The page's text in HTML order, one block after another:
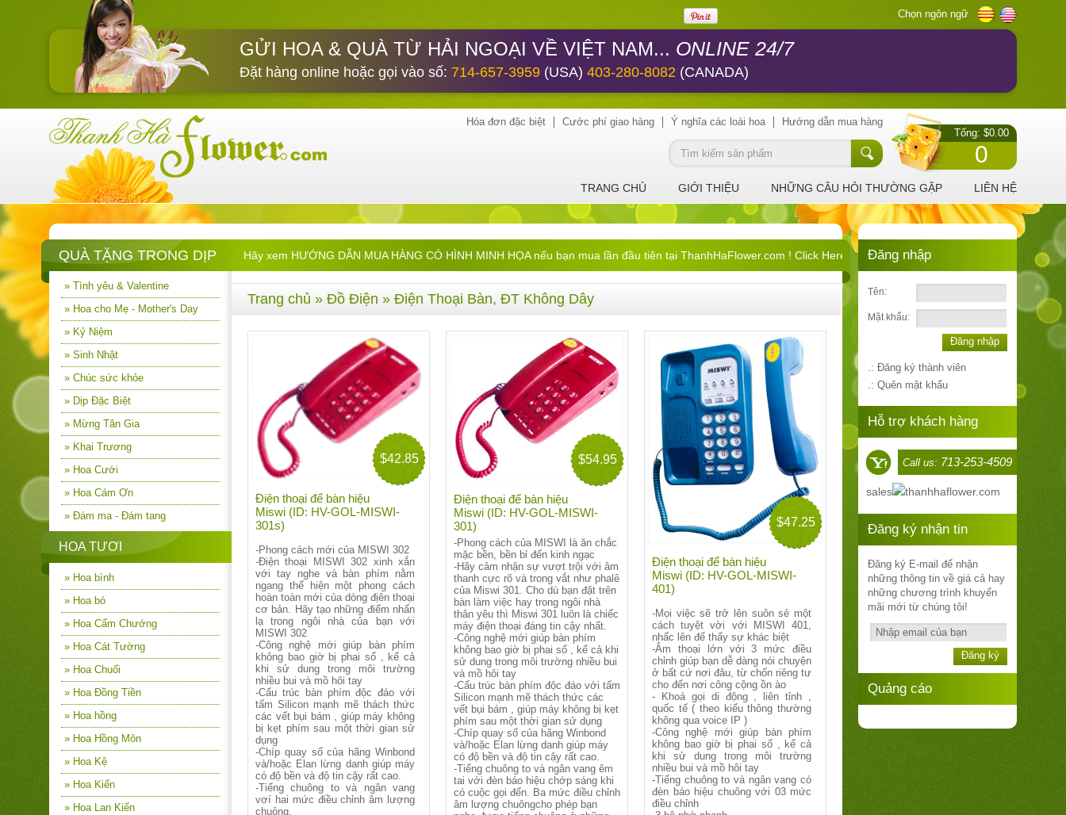
Chọn ngôn ngữ
GỬI HOA & QUÀ TỪ HẢI NGOẠI VỀ VIỆT NAM... ONLINE 24/7
Đặt hàng online hoặc gọi vào số: 714-657-3959 (USA) 403-280-8082 (CANADA)
Tổng: $0.00
0
Hóa đơn đặc biệt Cước phí giao hàng Ý nghĩa các loài hoa Hướng dẫn mua hàng
TRANG CHỦ GIỚI THIỆU NHỮNG CÂU HỎI THƯỜNG GẶP LIÊN HỆ
QUÀ TẶNG TRONG DỊP Hãy xem HƯỚNG DẪN MUA HÀNG CÓ HÌNH MINH HỌA nếu bạn mua lần đầu tiên tại ThanhHaFlower.com ! Click Here !
» Tình yêu & Valentine
» Hoa cho Mẹ - Mother's Day
» Kỷ Niệm
» Sinh Nhật
» Chúc sức khỏe
» Dịp Đặc Biệt
» Mừng Tân Gia
» Khai Trương
» Hoa Cưới
» Hoa Cám Ơn
» Đám ma - Đám tang
HOA TƯƠI
» Hoa bình
» Hoa bó
» Hoa Cẩm Chướng
» Hoa Cát Tường
» Hoa Chuối
» Hoa Đồng Tiền
» Hoa hồng
» Hoa Hồng Môn
» Hoa Kệ
» Hoa Kiển
» Hoa Lan Kiển
Trang chủ » Đồ Điện » Điện Thoại Bàn, ĐT Không Dây
$42.85
Điện thoại để bàn hiệu
Miswi (ID: HV-GOL-MISWI-
301s)
-Phong cách mới của MISWI 302
-Điện thoại MISWI 302 xinh xắn
với tay nghe và bàn phím nằm
ngang thể hiện một phong cách
hoàn toàn mới của dòng địên thoại
cơ bản. Hãy tạo những điểm nhấn
lạ trong ngôi nhà của bạn với
MISWI 302
-Công nghệ mới giúp bàn phím
không bao giờ bị phai số , kể cả
khi sử dung trong môi trường
nhiều bui và mồ hôi tay
-Cấu trúc bàn phím độc đáo với
tấm Silicon mạnh mẽ thách thức
các vết bụi bám , giúp máy không
bị kẹt phím sau một thời gian sử
dụng
-Chíp quay số của hãng Winbond
và/hoặc Elan lừng danh giúp máy
có độ bền và độ tin cậy rất cao.
-Tiếng chuông to và ngân vang
vơí hai mức điều chỉnh âm lượng
chuông.
$54.95
Điện thoại để bàn hiệu
Miswi (ID: HV-GOL-MISWI-
301)
-Phong cách của MISWI là ăn chắc
mặc bền, bền bỉ đến kinh ngạc
-Hãy cảm nhận sự vượt trội với âm
thanh cực rõ và trong vắt như phalê
của Miswi 301. Cho dù bạn đặt trên
bàn làm việc hay trong ngôi nhà
thân yêu thì Miswi 301 luôn là chiếc
máy điện thoại đáng tin cậy nhất.
-Công nghệ mới giúp bàn phím
không bao giờ bị phai số , kể cả khi
sử dung trong môi trường nhiều bui
và mồ hôi tay
-Cấu trúc bàn phím độc đáo với tấm
Silicon mạnh mẽ thách thức các
vết bụi bám , giúp máy không bị kẹt
phím sau một thời gian sử dụng
-Chíp quay số của hãng Winbond
và/hoặc Elan lừng danh giúp máy
có độ bền và độ tin cậy rất cao.
-Tiếng chuông to và ngân vang êm
tai với đèn báo hiệu chớp sáng khi
có cuộc gọi đến. Ba mức điều chỉnh
âm lượng chuôngcho phép bạn
$47.25
Điện thoại để bàn hiệu
Miswi (ID: HV-GOL-MISWI-
401)
-Mọi việc sẽ trở lên suôn sẻ một
cách tuyệt vời với MISWI 401,
nhấc lên để thấy sự khác biệt
-Âm thoại lớn với 3 mức điều
chỉnh giúp bạn dễ dàng nói chuyện
ở bất cứ nơi đâu, từ chốn riêng tư
cho đến nơi công cộng ồn ào
- Khoá gọi di động , liên tỉnh ,
quốc tế ( theo kiểu thông thường
không qua voice IP )
-Công nghệ mới giúp bàn phím
không bao giờ bị phai số , kể cả
khi sử dung trong môi trường
nhiều bui và mồ hôi tay
-Tiếng chuông to và ngân vang có
đèn báo hiệu chuông với 03 mức
điều chỉnh
Đăng nhập
Tên:
Mật khẩu:
Đăng nhập
.: Đăng ký thành viên
.: Quên mật khẩu
Hỗ trợ khách hàng
Call us: 713-253-4509
sales thanhhaflower.com
Đăng ký nhận tin
Đăng ký E-mail để nhận
những thông tin về giá cả hay
những chương trình khuyến
mãi mới từ chúng tôi!
Đăng ký
Quảng cáo